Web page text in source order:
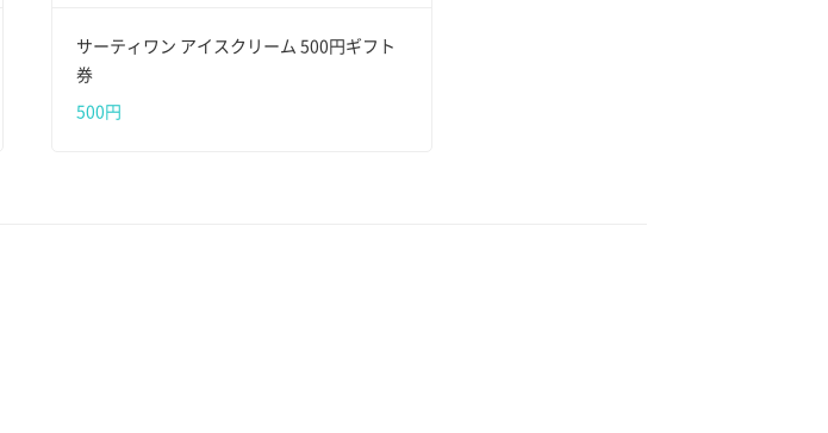
サーティワン アイスクリーム 500円ギフト
券
500円